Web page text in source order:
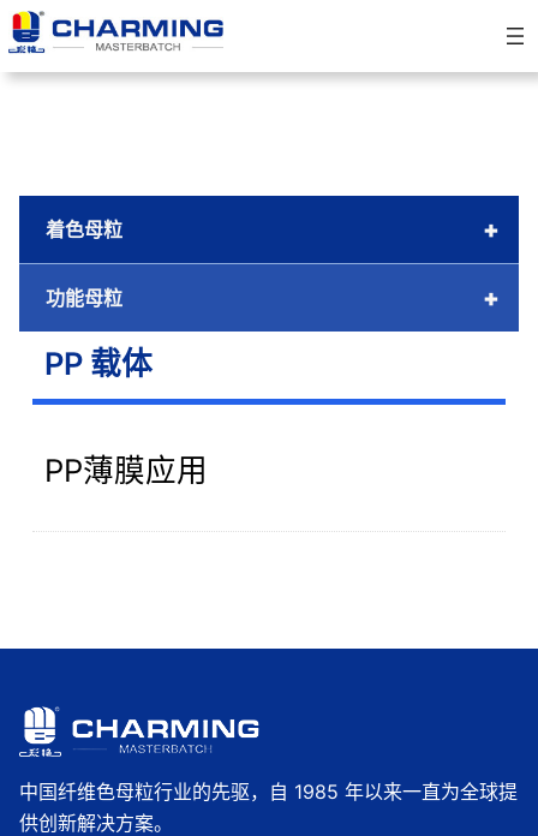
跳
至
内
+
着色母粒
+
功能母粒
PP 载体
PP薄膜应用
中国纤维色母粒行业的先驱，自 1985 年以来一直为全球提
供创新解决方案。